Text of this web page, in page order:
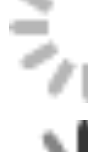
Produtos